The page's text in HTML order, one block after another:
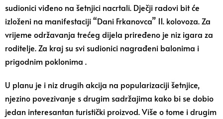
sudionici viđeno na šetnjici nacrtali. Dječji radovi bit će
izloženi na manifestaciji “Dani Frkanovca” 11. kolovoza. Za
vrijeme održavanja trećeg dijela priređeno je niz igara za
roditelje. Za kraj su svi sudionici nagrađeni balonima i
prigodnim poklonima .
U planu je i niz drugih akcija na popularizaciji šetnjice,
njezino povezivanje s drugim sadržajima kako bi se dobio
jedan interesantan turistički proizvod. Više o tome i drugim